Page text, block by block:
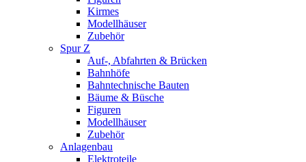
Kirmes
Modellhäuser
Zubehör
Spur Z
Auf-, Abfahrten & Brücken
Bahnhöfe
Bahntechnische Bauten
Bäume & Büsche
Figuren
Modellhäuser
Zubehör
Anlagenbau
Elektroteile